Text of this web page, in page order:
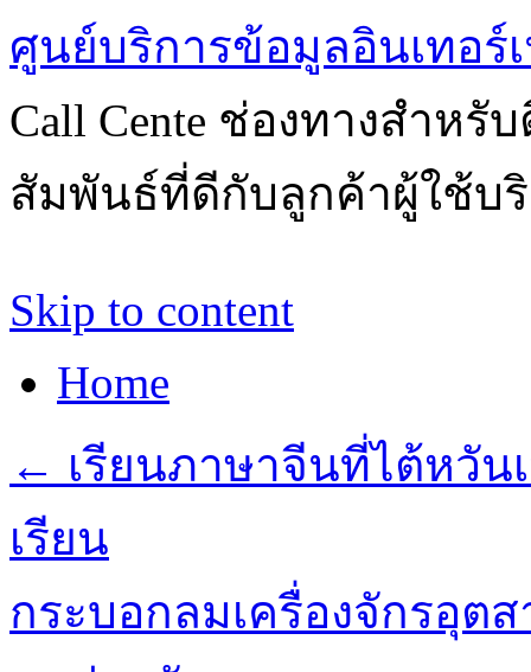
ศูนย์บริการข้อมูลอินเทอร์
Call Cente ช่องทางสำห
สัมพันธ์ที่ดีกับลูกค้าผู้ใช้บ
Skip to content
Home
← เรียนภาษาจีนที่ไต้หวัน
เรียน
กระบอกลมเครื่องจักรอุต